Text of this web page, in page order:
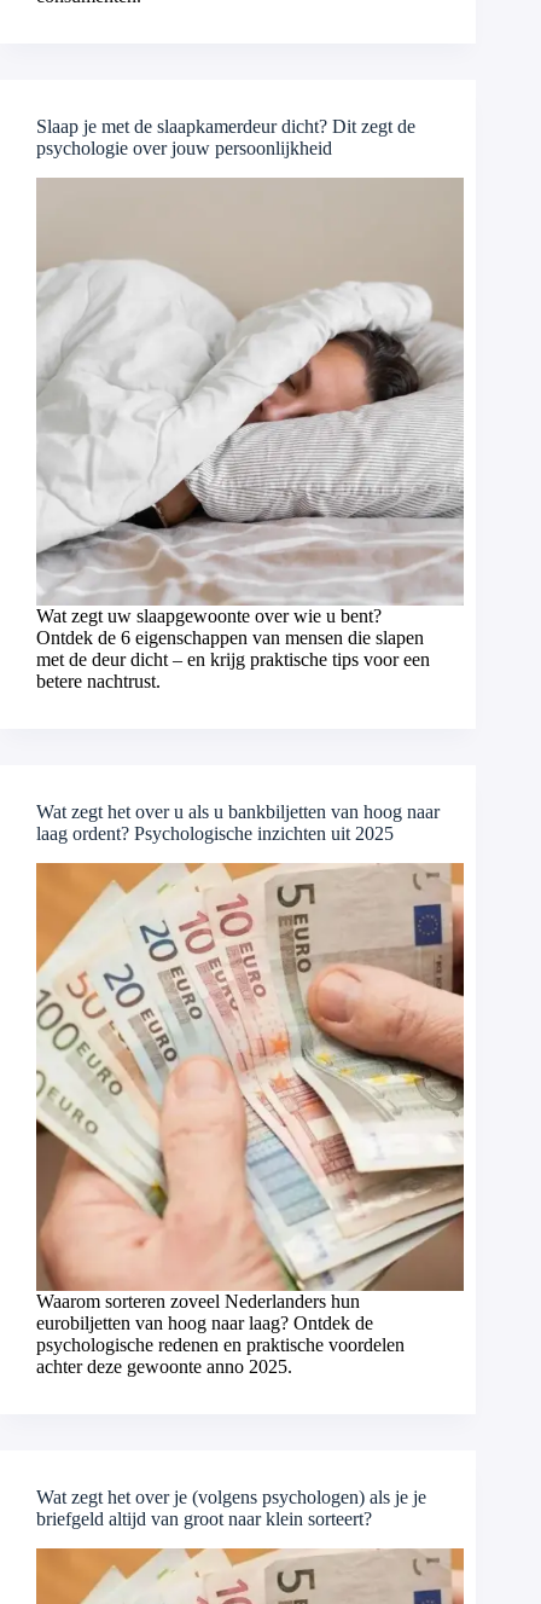
Slaap je met de slaapkamerdeur dicht? Dit zegt de
psychologie over jouw persoonlijkheid
Wat zegt uw slaapgewoonte over wie u bent?
Ontdek de 6 eigenschappen van mensen die slapen
met de deur dicht – en krijg praktische tips voor een
betere nachtrust.
Wat zegt het over u als u bankbiljetten van hoog naar
laag ordent? Psychologische inzichten uit 2025
Waarom sorteren zoveel Nederlanders hun
eurobiljetten van hoog naar laag? Ontdek de
psychologische redenen en praktische voordelen
achter deze gewoonte anno 2025.
Wat zegt het over je (volgens psychologen) als je je
briefgeld altijd van groot naar klein sorteert?